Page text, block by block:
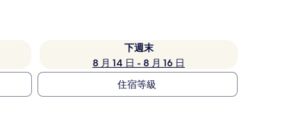
下週末
8 月 14 日 - 8 月 16 日
住宿等級